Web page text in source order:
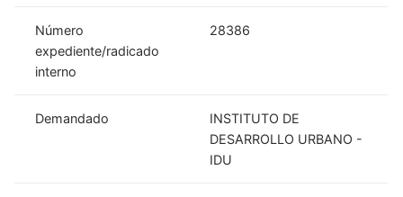
Número
expediente/radicado
interno
28386
Demandado
INSTITUTO DE
DESARROLLO URBANO -
IDU